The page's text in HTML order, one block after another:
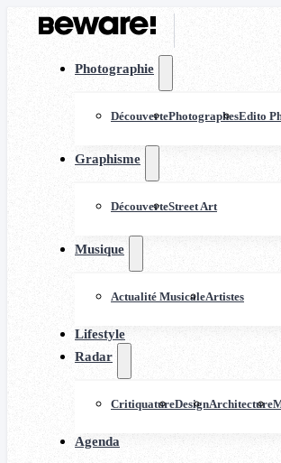
Photographie
DécouvertePhotographesEdito
Graphisme
DécouverteStreet Art
Musique
Actualité MusicaleArtistes
Lifestyle
Radar
CritiquatureDesignArchitecture
Agenda